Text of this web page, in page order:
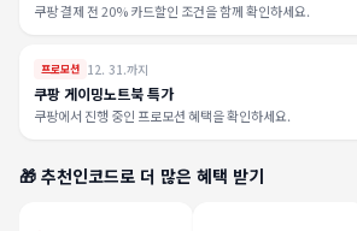
쿠팡 결제 전 20% 카드할인 조건을 함께 확인하세요.
프로모션 12. 31.까지
쿠팡 게이밍노트북 특가
쿠팡에서 진행 중인 프로모션 혜택을 확인하세요.
🎁 추천인코드로 더 많은 혜택 받기